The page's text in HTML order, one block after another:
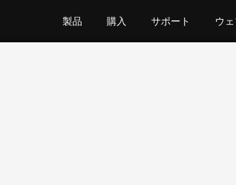
製品 購入 サポート ウ